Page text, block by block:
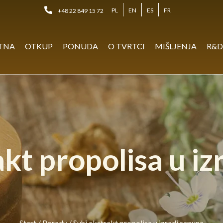
OTKUP PONUDA O TVRTCI MIŠLJENJA R&D
+48 22 849 15 72 PL EN ES FR
propolisa u